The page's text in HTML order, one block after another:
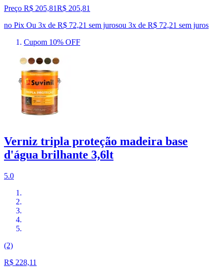
Preço R$ 205,81R$ 205,81
no Pix Ou 3x de R$ 72,21 sem jurosou 3x de R$ 72,21 sem juros
Cupom 10% OFF
Verniz tripla proteção madeira base
d'água brilhante 3,6lt
5.0
(2)
R$ 228,11